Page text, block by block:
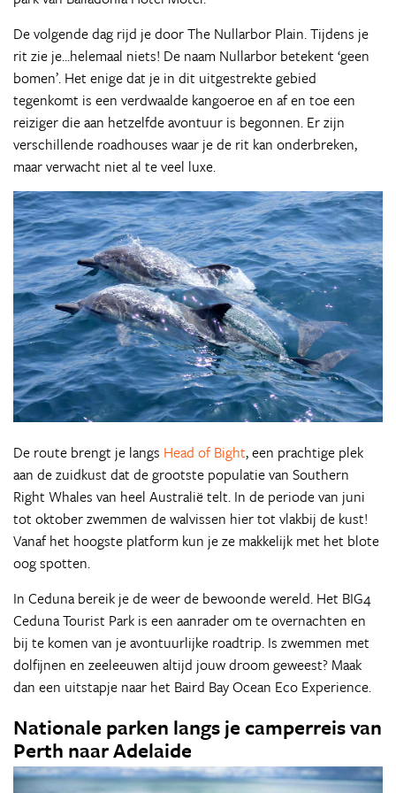
De volgende dag rijd je door The Nullarbor Plain. Tijdens je
rit zie je...helemaal niets! De naam Nullarbor betekent ‘geen
bomen’. Het enige dat je in dit uitgestrekte gebied
tegenkomt is een verdwaalde kangoeroe en af en toe een
reiziger die aan hetzelfde avontuur is begonnen. Er zijn
verschillende roadhouses waar je de rit kan onderbreken,
maar verwacht niet al te veel luxe.
De route brengt je langs Head of Bight, een prachtige plek
aan de zuidkust dat de grootste populatie van Southern
Right Whales van heel Australië telt. In de periode van juni
tot oktober zwemmen de walvissen hier tot vlakbij de kust!
Vanaf het hoogste platform kun je ze makkelijk met het blote
oog spotten.
In Ceduna bereik je de weer de bewoonde wereld. Het BIG4
Ceduna Tourist Park is een aanrader om te overnachten en
bij te komen van je avontuurlijke roadtrip. Is zwemmen met
dolfijnen en zeeleeuwen altijd jouw droom geweest? Maak
dan een uitstapje naar het Baird Bay Ocean Eco Experience.
Nationale parken langs je camperreis van
Perth naar Adelaide